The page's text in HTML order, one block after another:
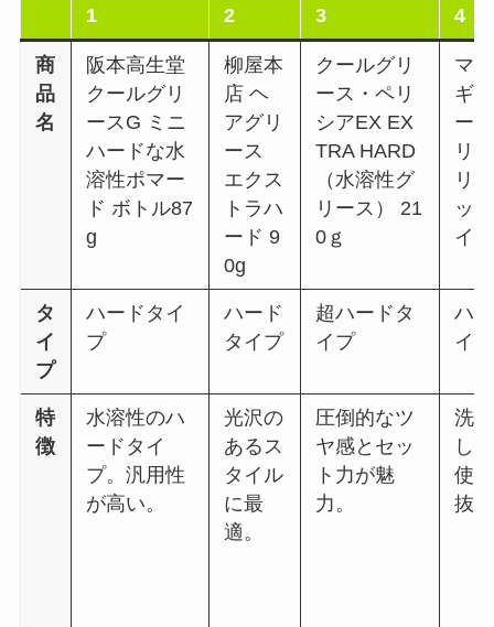
1 2 3 4
商
品
名
阪本高生堂
クールグリ
ースG ミニ
ハードな水
溶性ポマー
ド ボトル87
g
柳屋本
店 ヘ
アグリ
ース
エクス
トラハ
ード 9
0g
クールグリ
ース・ペリ
シアEX EX
TRA HARD
（水溶性グ
リース） 21
0ｇ
マ
ギ
ー
リ
リ
ッ
イ
タ
イ
プ
ハードタイ
プ
ハード
タイプ
超ハードタ
イプ
ハ
イプ
特
徴
水溶性のハ
ードタイ
プ。汎用性
が高い。
光沢の
あるス
タイル
に最
適。
圧倒的なツ
ヤ感とセッ
ト力が魅
力。
洗
し
使
抜